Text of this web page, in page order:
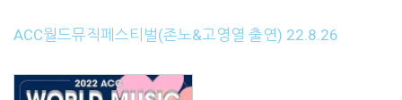
ACC월드뮤직페스티벌(존노&고영열 출연) 22.8.26